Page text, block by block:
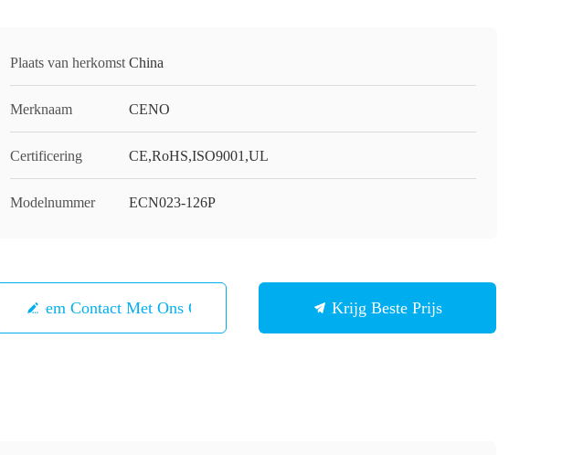
Plaats van herkomst China
Merknaam CENO
Certificering CE,RoHS,ISO9001,UL
Modelnummer ECN023-126P
Neem Contact Met Ons Op Krijg Beste Prijs